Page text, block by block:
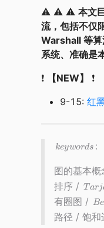
⚠️ ⚠️ ⚠️ 本文
流，包括不仅
Warshall 等算
系统、准确是
❗️
【NEW】
❗️
9-15: 红
keywords :
图的基本
排序 / T ar
有圈图 / Be
路径 / 饱